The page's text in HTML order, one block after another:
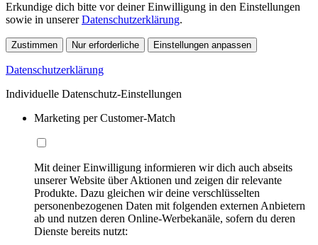
Erkundige dich bitte vor deiner Einwilligung in den Einstellungen
sowie in unsererDatenschutzerklärung.
Zustimmen Nur erforderliche Einstellungen anpassen
Datenschutzerklärung
Individuelle Datenschutz-Einstellungen
Marketing per Customer-Match
Mit deiner Einwilligung informieren wir dich auch abseits
unserer Website über Aktionen und zeigen dir relevante
Produkte. Dazu gleichen wir deine verschlüsselten
personenbezogenen Daten mit folgenden externen Anbietern
ab und nutzen deren Online-Werbekanäle, sofern du deren
Dienste bereits nutzt: